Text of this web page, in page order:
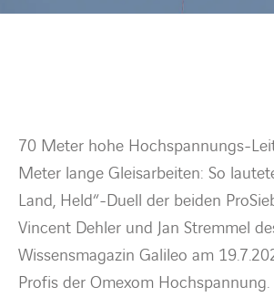
70 Meter hohe Hochspannungs-
Meter lange Gleisarbeiten: So
Land, Held“-Duell der beiden
Vincent Dehler und Jan Stremmel
Wissensmagazin Galileo am
Profis der Omexom